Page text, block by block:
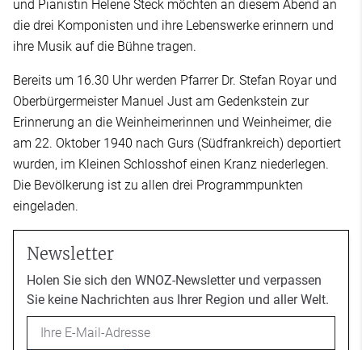
und Pianistin Helene Steck möchten an diesem Abend an
die drei Komponisten und ihre Lebenswerke erinnern und
ihre Musik auf die Bühne tragen.
Bereits um 16.30 Uhr werden Pfarrer Dr. Stefan Royar und
Oberbürgermeister Manuel Just am Gedenkstein zur
Erinnerung an die Weinheimerinnen und Weinheimer, die
am 22. Oktober 1940 nach Gurs (Südfrankreich) deportiert
wurden, im Kleinen Schlosshof einen Kranz niederlegen.
Die Bevölkerung ist zu allen drei Programmpunkten
eingeladen.
Newsletter
Holen Sie sich den WNOZ-Newsletter und verpassen
Sie keine Nachrichten aus Ihrer Region und aller Welt.
Email